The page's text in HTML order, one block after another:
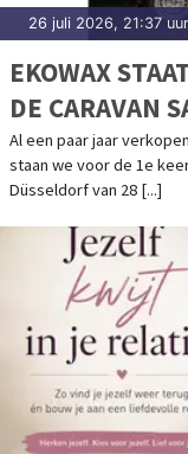
26 juli 2026, 21:37 uur
EKOWAX
DE CARAVAN
AUGUSTUS T/
Al een paar jaar
staan we voor de 1e
Düsseldorf van 28 [...]